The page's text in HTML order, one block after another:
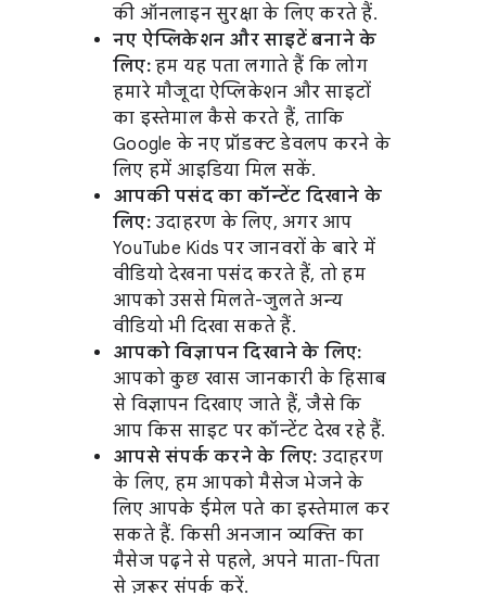
की ऑनलाइन सुरक्षा के लिए करते हैं.
नए ऐप्लिकेशन और साइटें बनाने के
लिए:हम यह पता लगाते हैं कि लोग
हमारे मौजूदा ऐप्लिकेशन और साइटों
का इस्तेमाल कैसे करते हैं, ताकि
Google के नए प्रॉडक्ट डेवलप करने के
लिए हमें आइडिया मिल सकें.
आपकी पसंद का कॉन्टेंट दिखाने के
लिए:उदाहरण के लिए, अगर आप
YouTube Kids पर जानवरों के बारे में
वीडियो देखना पसंद करते हैं, तो हम
आपको उससे मिलते-जुलते अन्य
वीडियो भी दिखा सकते हैं.
आपको विज्ञापन दिखाने के लिए:
आपको कुछ खास जानकारी के हिसाब
से विज्ञापन दिखाए जाते हैं, जैसे कि
आप किस साइट पर कॉन्टेंट देख रहे हैं.
आपसे संपर्क करने के लिए: उदाहरण
के लिए, हम आपको मैसेज भेजने के
लिए आपके ईमेल पते का इस्तेमाल कर
सकते हैं. किसी अनजान व्यक्ति का
मैसेज पढ़ने से पहले, अपने माता-पिता
से ज़रूर संपर्क करें.